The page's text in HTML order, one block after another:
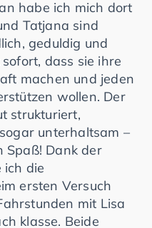
habe ich mich dort
Tatjana sind
geduldig und
dass sie ihre
machen und jeden
wollen. Der
strukturiert,
unterhaltsam –
Spaß! Dank der
ich die
ersten Versuch
mit Lisa
klasse. Beide